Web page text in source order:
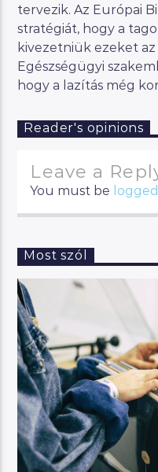
tervezik. Az Európai
stratégiát, hogy a
kivezetniük ezeket
Egészségügyi
hogy a lazítás még
Reader's opinions
Leave a
You must be
Most szól